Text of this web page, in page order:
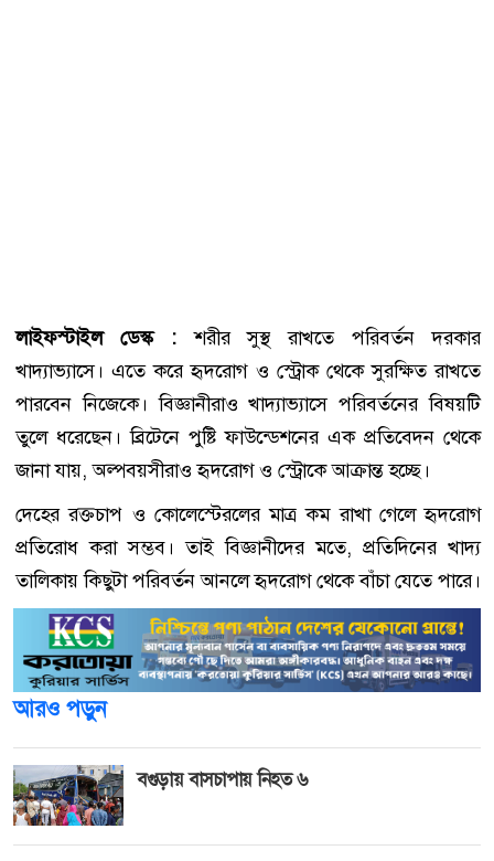
লাইফস্টাইল ডেস্ক :শরীর সুস্থ রাখতে পরিবর্তন দরকার
খাদ্যাভ্যাসে। এতে করে হৃদরোগ ও স্ট্রোক থেকে সুরক্ষিত রাখতে
পারবেন নিজেকে। বিজ্ঞানীরাও খাদ্যাভ্যাসে পরিবর্তনের বিষয়টি
তুলে ধরেছেন। ব্রিটেনে পুষ্টি ফাউন্ডেশনের এক প্রতিবেদন থেকে
জানা যায়, অল্পবয়সীরাও হৃদরোগ ও স্ট্রোকে আক্রান্ত হচ্ছে।
দেহের রক্তচাপ ও কোলেস্টেরলের মাত্র কম রাখা গেলে হৃদরোগ
প্রতিরোধ করা সম্ভব। তাই বিজ্ঞানীদের মতে, প্রতিদিনের খাদ্য
তালিকায় কিছুটা পরিবর্তন আনলে হৃদরোগ থেকে বাঁচা যেতে পারে।
আরও পড়ুন
বগুড়ায় বাসচাপায় নিহত ৬